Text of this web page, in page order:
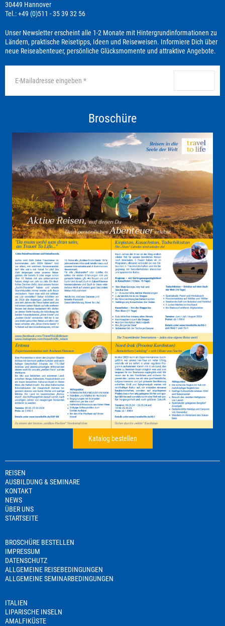
30449 Hannover
Tel.: +49 (0)511 - 35 39 32 56
Unser Newsletter erscheint alle 1-2 Monate mit Hintergrundinformationen zu
Ländern, praktische Reisetipps, Ideen und Reiseweisen. Informiere Dich über
neue Reiseabenteuer, persönliche Glücksmomente und attraktive Angebote.
Broschüre
Katalog bestellen
REISEN
AUSBILDUNG & SEMINARE
KONTAKT
NEWS
ÜBER UNS
STARTSEITE
BROSCHÜRE BESTELLEN
IMPRESSUM
DATENSCHUTZ
ALLGEMEINE REISEBEDINGUNGEN
ALLGEMEINE SEMINARBEDINGUNGEN
ITALIEN
LIPARISCHE INSELN
AMALFIKÜSTE